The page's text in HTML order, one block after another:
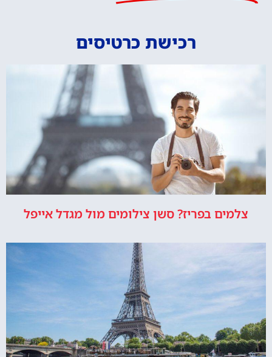
רכישת כרטיסים
צלמים בפריז? סשן צילומים מול מגדל אייפל